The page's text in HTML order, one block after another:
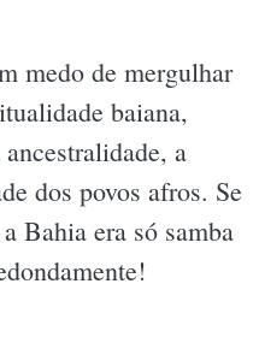
medo de mergulhar
baiana,
a
dos povos afros. Se
Bahia era só samba